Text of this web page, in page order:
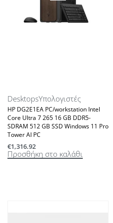
DesktopsΥπολογιστές
HP DG2E1EA PC/workstation Intel
Core Ultra 7 265 16 GB DDR5-
SDRAM 512 GB SSD Windows 11 Pro
Tower AI PC
€1,316.92
Προσθήκη στο καλάθι